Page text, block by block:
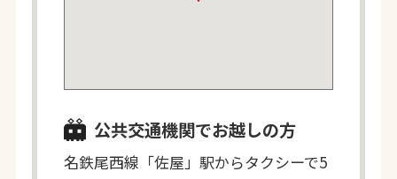
公共交通機関でお越しの方
名鉄尾西線「佐屋」駅からタクシーで5